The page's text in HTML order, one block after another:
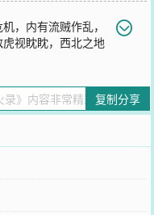
，内有流贼作乱，
视眈眈，西北之地
起，时刻威胁着远东地区
舞升平；民间，百姓流离
越者刘策这个最底层小兵
要忘记向您QQ群和微博微
复制分享